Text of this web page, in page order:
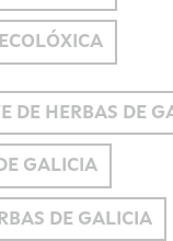
DE HERBAS DE
GALICIA
DE GALICIA